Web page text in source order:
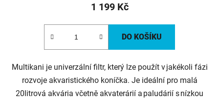
1 199 Kč
DO KOŠÍKU
Multikani je univerzální filtr, který lze použít v jakékoli fázi
rozvoje akvaristického koníčka. Je ideální pro malá
20litrová akvária včetně akvaterárií a paludárií s nízkou